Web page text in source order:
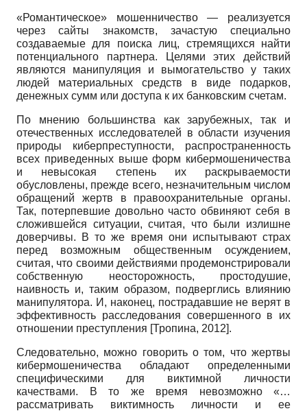
«Романтическое» мошенничество — реализуется
через сайты знакомств, зачастую специально
создаваемые для поиска лиц, стремящихся найти
потенциального партнера. Целями этих действий
являются манипуляция и вымогательство у таких
людей материальных средств в виде подарков,
денежных сумм или доступа к их банковским счетам.
По мнению большинства как зарубежных, так и
отечественных исследователей в области изучения
природы киберпреступности, распространенность
всех приведенных выше форм кибермошеничества
и невысокая степень их раскрываемости
обусловлены, прежде всего, незначительным числом
обращений жертв в правоохранительные органы.
Так, потерпевшие довольно часто обвиняют себя в
сложившейся ситуации, считая, что были излишне
доверчивы. В то же время они испытывают страх
перед возможным общественным осуждением,
считая, что своими действиями продемонстрировали
собственную неосторожность, простодушие,
наивность и, таким образом, подверглись влиянию
манипулятора. И, наконец, пострадавшие не верят в
эффективность расследования совершенного в их
отношении преступления [Тропина, 2012].
Следовательно, можно говорить о том, что жертвы
кибермошеничества обладают определенными
специфическими для виктимной личности
качествами. В то же время невозможно «…
рассматривать виктимность личности и ее